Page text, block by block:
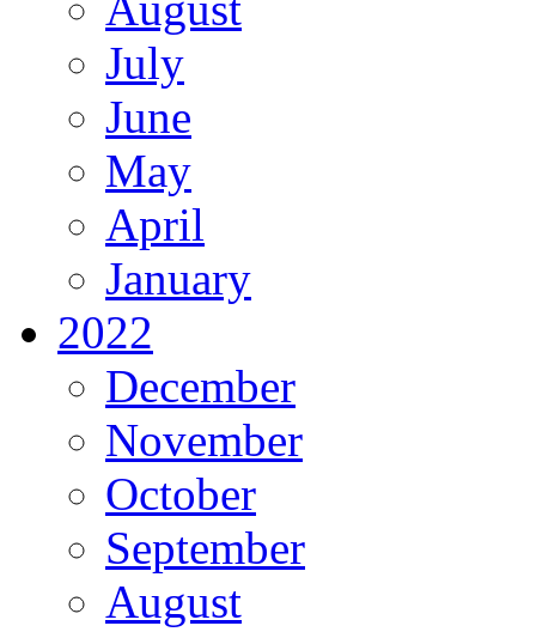
July
June
May
April
January
2022
December
November
October
September
August